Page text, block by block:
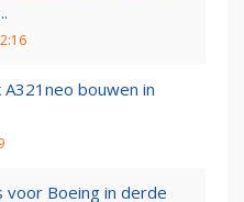
bouwen in
voor Boeing in derde